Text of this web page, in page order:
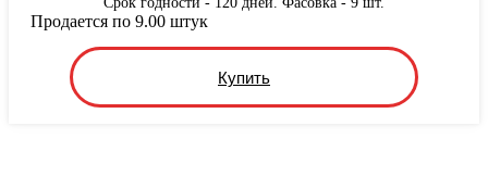
Купить
Продается по 9.00 штук